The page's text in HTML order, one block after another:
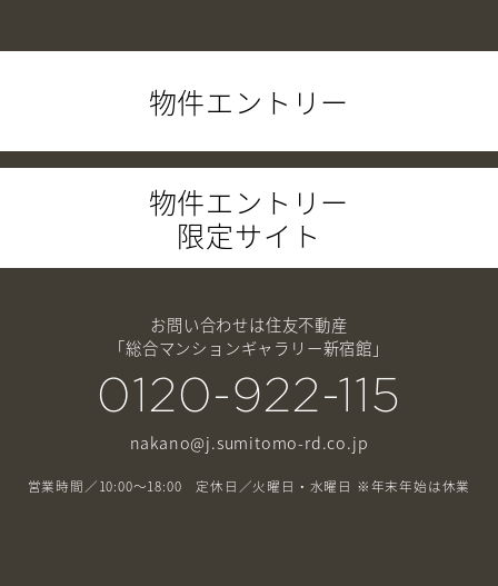
物件エントリー
物件エントリー
限定サイト
お問い合わせは住友不動産
「総合マンションギャラリー新宿館」
0120-922-115
nakano@j.sumitomo-rd.co.jp
営業時間／10:00～18:00 定休日／火曜日・水曜日 ※年末年始は休業